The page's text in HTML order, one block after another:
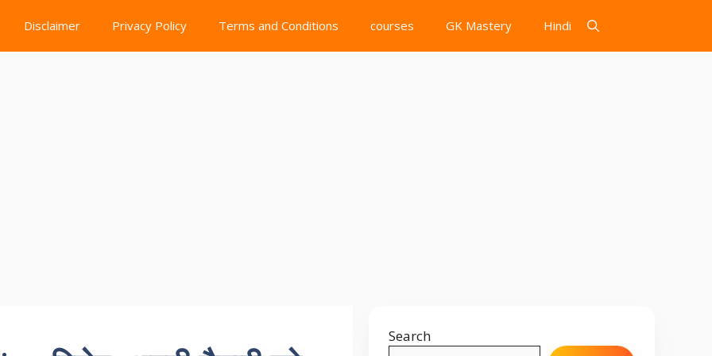
Disclaimer Privacy Policy Terms and Conditions courses GK Mastery Hindi
Search